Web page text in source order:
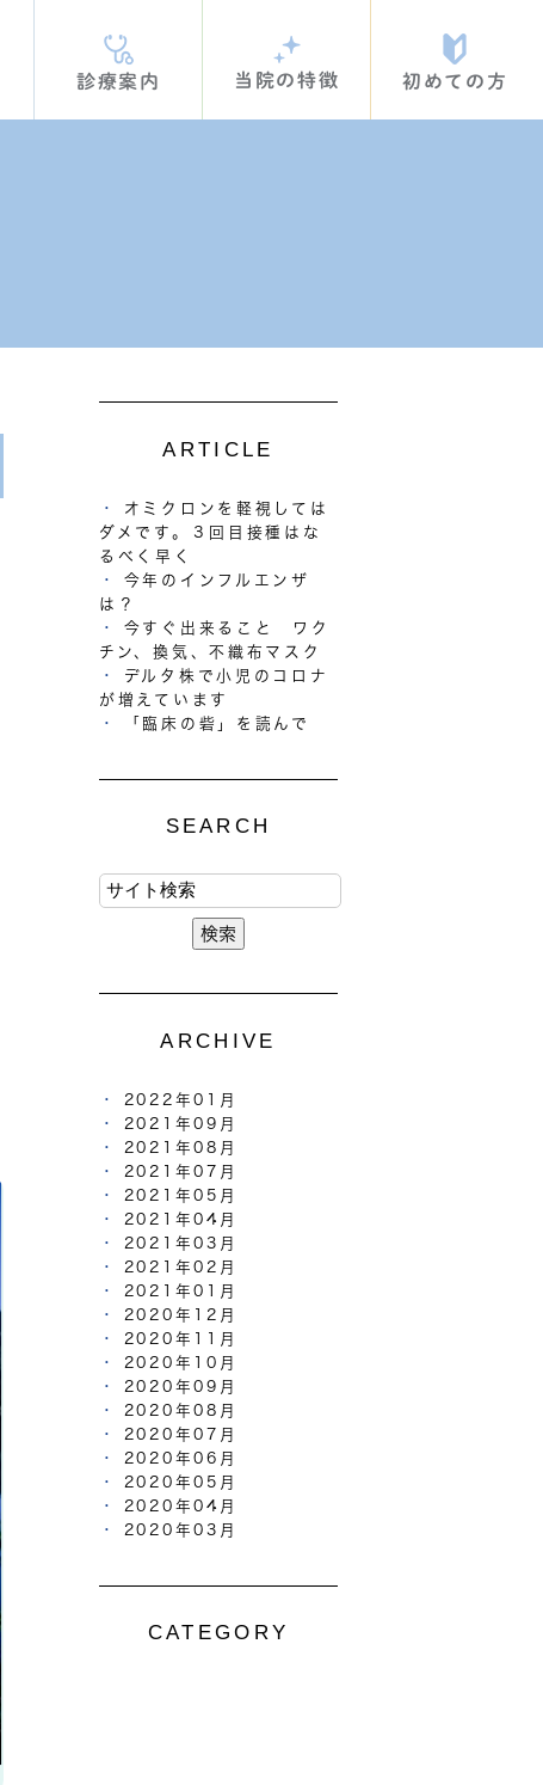
診療案内 当院の特徴 初めての方
ARTICLE
オミクロンを軽視しては
ダメです。３回目接種はな
るべく早く
今年のインフルエンザ
は？
今すぐ出来ること ワク
チン、換気、不織布マスク
デルタ株で小児のコロナ
が増えています
「臨床の砦」を読んで
SEARCH
ARCHIVE
2022年01月
2021年09月
2021年08月
2021年07月
2021年05月
2021年04月
2021年03月
2021年02月
2021年01月
2020年12月
2020年11月
2020年10月
2020年09月
2020年08月
2020年07月
2020年06月
2020年05月
2020年04月
2020年03月
CATEGORY